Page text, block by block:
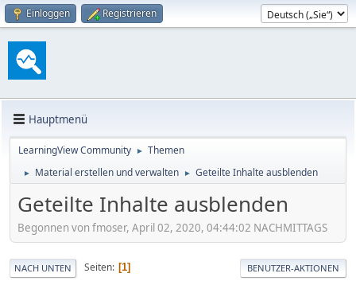
Einloggen Registrieren
Hauptmenü
LearningView Community ► Themen
► Material erstellen und verwalten ► Geteilte Inhalte ausblenden
Geteilte Inhalte ausblenden
Begonnen von fmoser, April 02, 2020, 04:44:02 NACHMITTAGS
NACH UNTEN Seiten 1 BENUTZER-AKTIONEN